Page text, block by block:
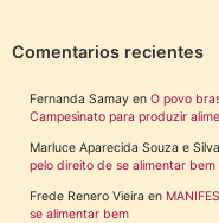
Comentarios recientes
Fernanda Samay en O povo
Campesinato para produzir
Marluce Aparecida Souza e Silva
pelo direito de se alimentar bem
Frede Renero Vieira en
se alimentar bem